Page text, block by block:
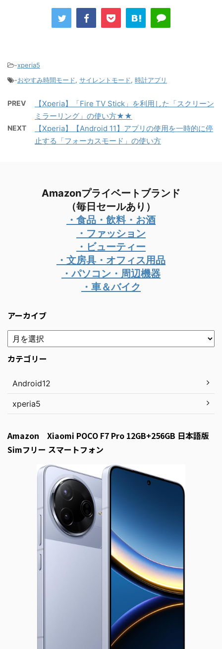
-xperia5
-おやすみ時間モード, サイレントモード, 時計アプリ
PREV
【Xperia】「Fire TV Stick」を利用した「スクリーン
ミラーリング」の使い方★★
NEXT
【Xperia】【Android 11】アプリの使用を一時的に停
止する「フォーカスモード」の使い方
Amazonプライベートブランド
（毎日セールあり）
・食品・飲料・お酒
・ファッション
・ビューティー
・文房具・オフィス用品
・パソコン・周辺機器
・車＆バイク
アーカイブ
カテゴリー
Android12
xperia5
Amazon Xiaomi POCO F7 Pro 12GB+256GB 日本語版
Simフリー スマートフォン